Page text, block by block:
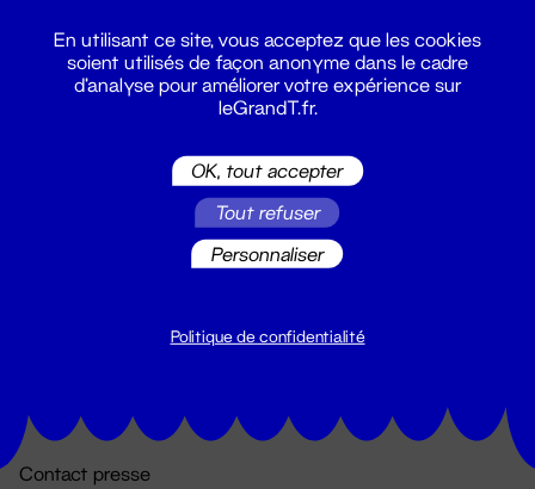
billetterie@leGrandT.fr
Contact presse
En utilisant ce site, vous acceptez que les cookies
soient utilisés de façon anonyme dans le cadre
d'analyse pour améliorer votre expérience sur
leGrandT.fr.
OK, tout accepter
Tout refuser
Personnaliser
Politique de confidentialité